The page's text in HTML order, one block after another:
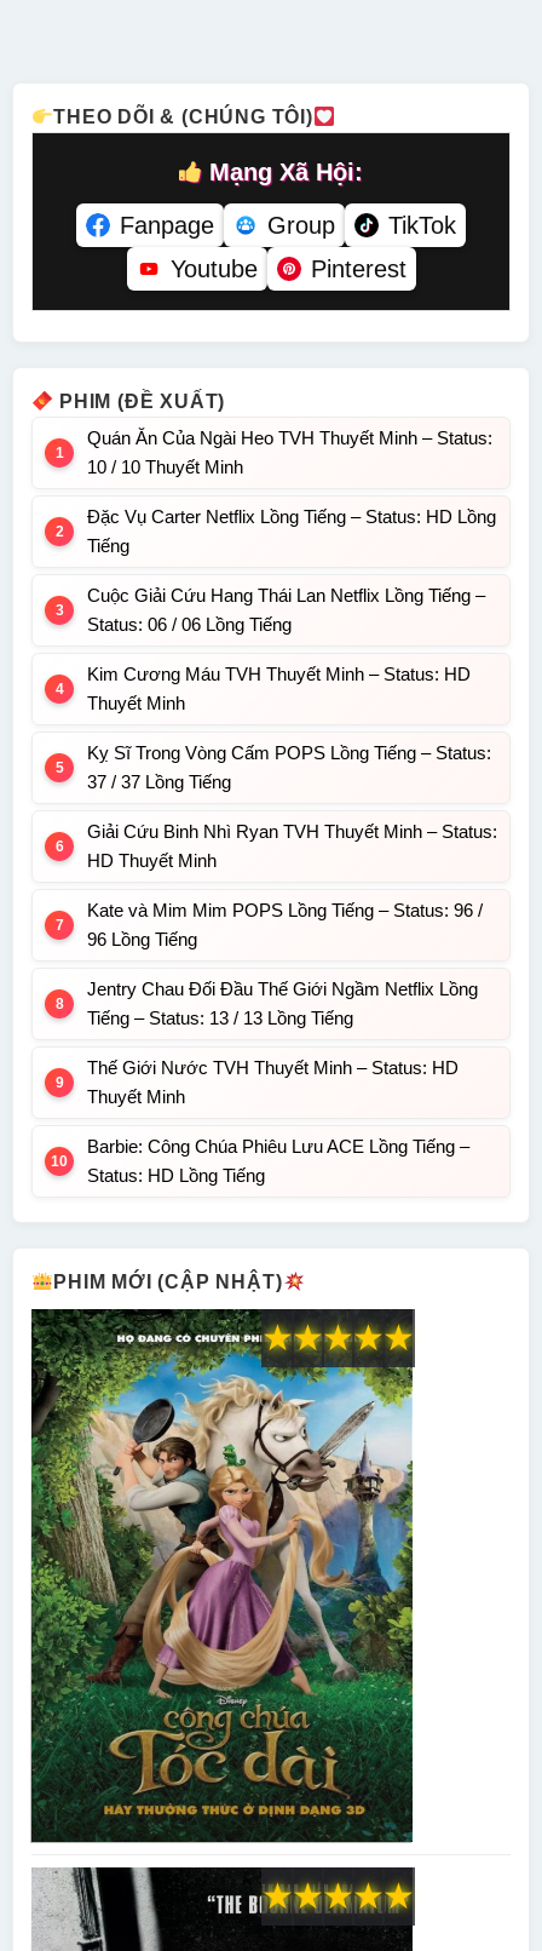
THEO DÕI & (CHÚNG TÔI)
Mạng Xã Hội:
Fanpage
Group
TikTok
Youtube
Pinterest
PHIM (ĐỀ XUẤT)
Quán Ăn Của Ngài Heo TVH Thuyết Minh – Status:
10 / 10 Thuyết Minh
Đặc Vụ Carter Netflix Lồng Tiếng – Status: HD Lồng
Tiếng
Cuộc Giải Cứu Hang Thái Lan Netflix Lồng Tiếng –
Status: 06 / 06 Lồng Tiếng
Kim Cương Máu TVH Thuyết Minh – Status: HD
Thuyết Minh
Kỵ Sĩ Trong Vòng Cấm POPS Lồng Tiếng – Status:
37 / 37 Lồng Tiếng
Giải Cứu Binh Nhì Ryan TVH Thuyết Minh – Status:
HD Thuyết Minh
Kate và Mim Mim POPS Lồng Tiếng – Status: 96 /
96 Lồng Tiếng
Jentry Chau Đối Đầu Thế Giới Ngầm Netflix Lồng
Tiếng – Status: 13 / 13 Lồng Tiếng
Thế Giới Nước TVH Thuyết Minh – Status: HD
Thuyết Minh
Barbie: Công Chúa Phiêu Lưu ACE Lồng Tiếng –
Status: HD Lồng Tiếng
PHIM MỚI (CẬP NHẬT)
★
★
★
★
★
★
★
★
★
★